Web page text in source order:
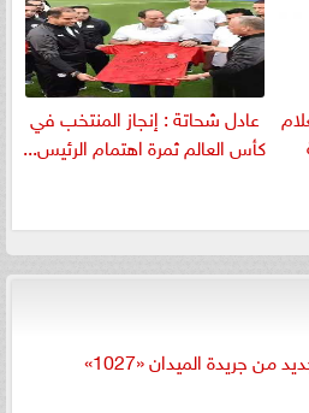
عادل شحاتة : إنجاز المنتخب في
كأس العالم ثمرة اهتمام الرئيس...
من جريدة الميدان «1027»